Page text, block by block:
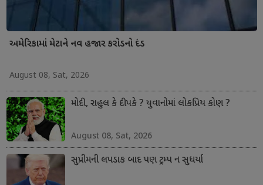
અમેરિકામાં મેટાને નવ હજાર કરોડનો દંડ
August 08, Sat, 2026
મોદી, રાહુલ કે દીપકે ? યુવાનોમાં લોકપ્રિય કોણ ?
August 08, Sat, 2026
સુપ્રીમની લપડાક બાદ પણ ટ્રમ્પ ન સુધર્યા